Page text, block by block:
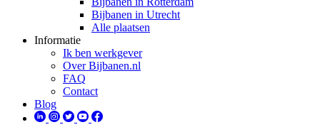
Bijbanen in Utrecht
Alle plaatsen
Informatie
Ik ben werkgever
Over Bijbanen.nl
FAQ
Contact
Blog